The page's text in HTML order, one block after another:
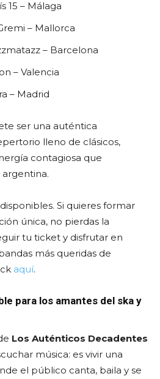
15 – Málaga
– Mallorca
– Barcelona
– Valencia
– Madrid
ser una auténtica
lleno de clásicos,
contagiosa que
Si quieres formar
única, no pierdas la
tu ticket y disfrutar en
más queridas de
aquí.
para los amantes del ska y
Los Auténticos Decadentes
música: es vivir una
el público canta, baila y se